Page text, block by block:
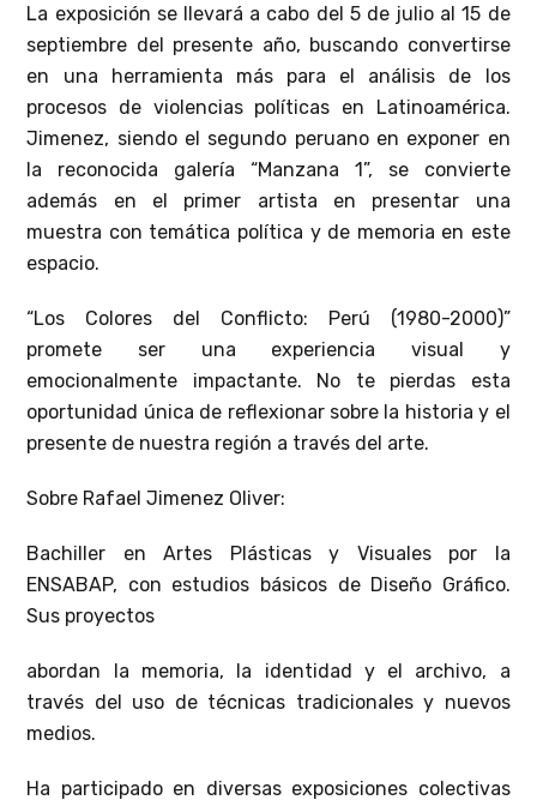
La exposición se llevará a cabo del 5 de julio al 15 de
septiembre del presente año, buscando convertirse
en una herramienta más para el análisis de los
procesos de violencias políticas en Latinoamérica.
Jimenez, siendo el segundo peruano en exponer en
la reconocida galería “Manzana 1”, se convierte
además en el primer artista en presentar una
muestra con temática política y de memoria en este
espacio.
“Los Colores del Conflicto: Perú (1980-2000)”
promete ser una experiencia visual y
emocionalmente impactante. No te pierdas esta
oportunidad única de reflexionar sobre la historia y el
presente de nuestra región a través del arte.
Sobre Rafael Jimenez Oliver:
Bachiller en Artes Plásticas y Visuales por la
ENSABAP, con estudios básicos de Diseño Gráfico.
Sus proyectos
abordan la memoria, la identidad y el archivo, a
través del uso de técnicas tradicionales y nuevos
medios.
Ha participado en diversas exposiciones colectivas